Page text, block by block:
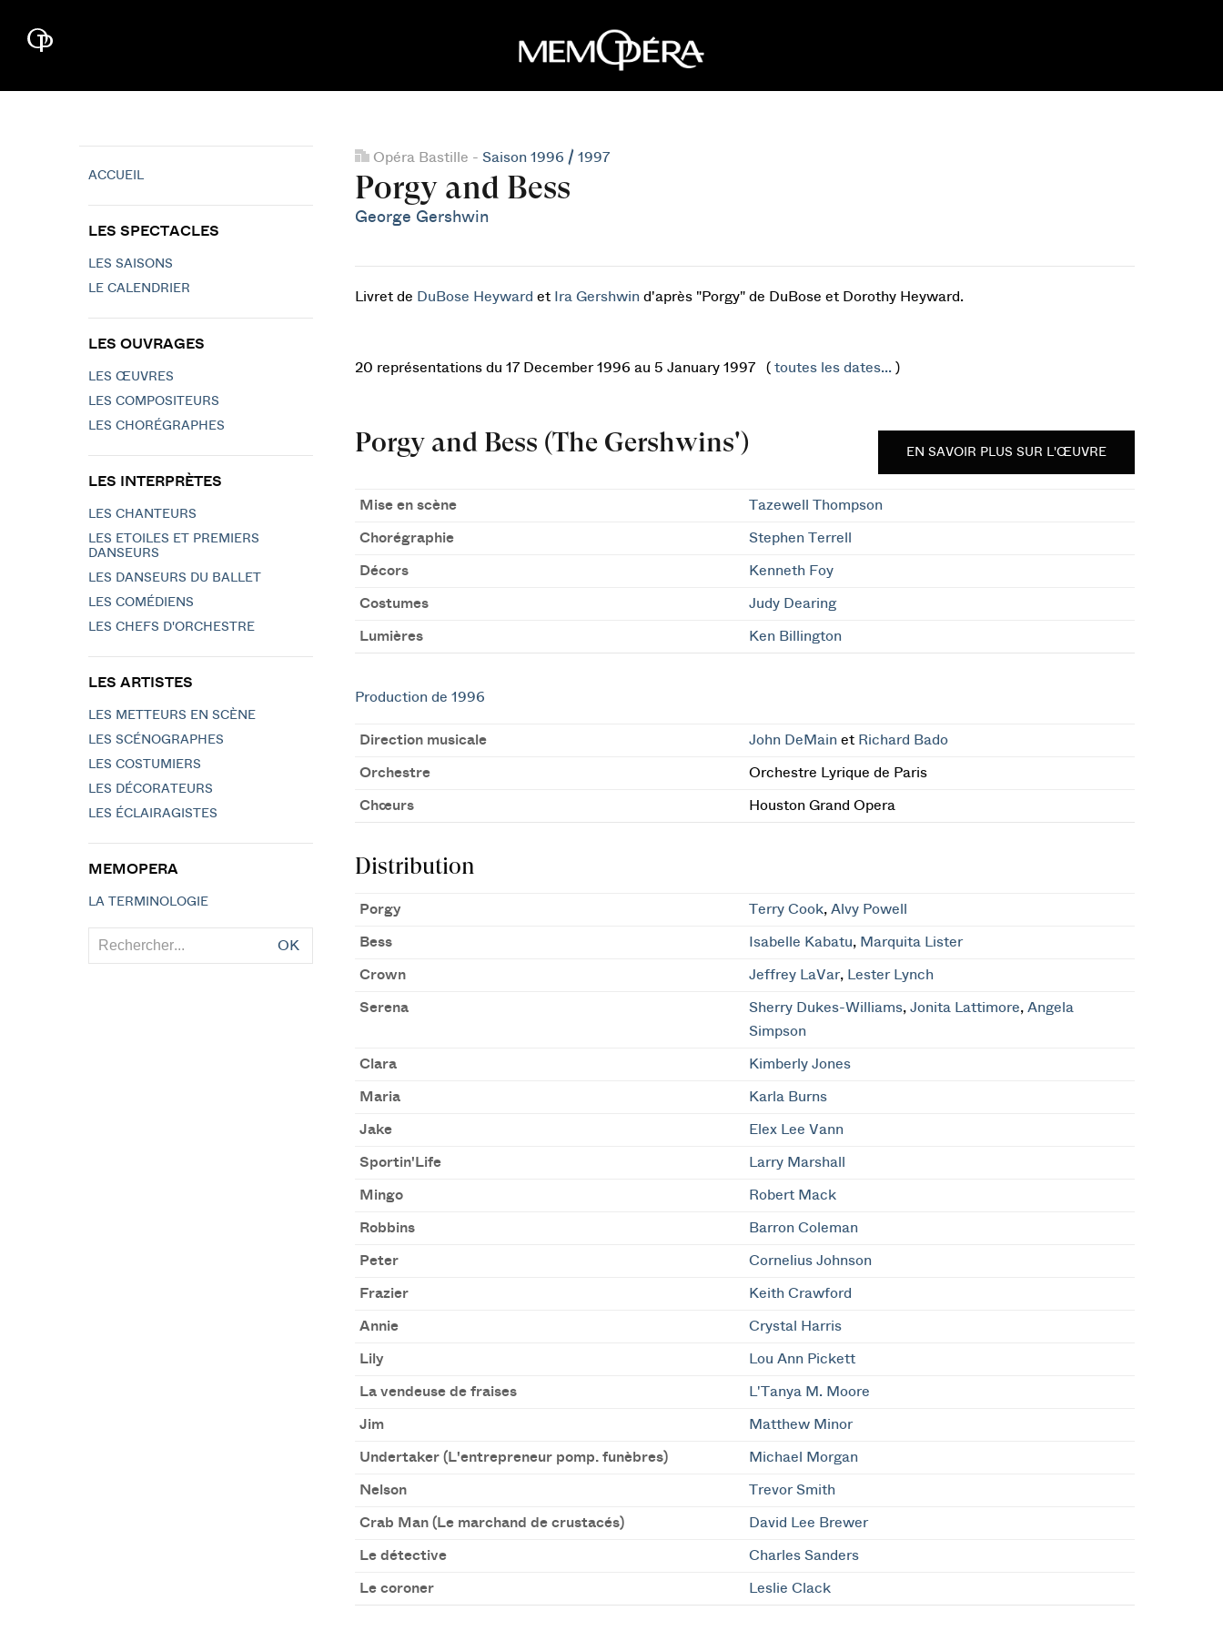
Opéra Bastille - Saison 1996 / 1997
Porgy and Bess
George Gershwin
Livret de DuBose Heyward et Ira Gershwin d'après "Porgy" de DuBose et Dorothy Heyward.
20 représentations du 17 December 1996 au 5 January 1997 ( toutes les dates...)
Porgy and Bess (The Gershwins') EN SAVOIR PLUS SUR L'ŒUVRE
Mise en scène Tazewell Thompson
Chorégraphie Stephen Terrell
Décors Kenneth Foy
Costumes Judy Dearing
Lumières Ken Billington
Production de 1996
Direction musicale John DeMain et Richard Bado
Orchestre Orchestre Lyrique de Paris
Chœurs Houston Grand Opera
Distribution
Porgy Terry Cook,Alvy Powell
Bess Isabelle Kabatu, Marquita Lister
Crown Jeffrey LaVar, Lester Lynch
Serena Sherry Dukes-Williams,Jonita Lattimore,Angela
Simpson
Clara Kimberly Jones
Maria Karla Burns
Jake Elex Lee Vann
Sportin'Life Larry Marshall
Mingo Robert Mack
Robbins Barron Coleman
Peter Cornelius Johnson
Frazier Keith Crawford
Annie Crystal Harris
Lily Lou Ann Pickett
La vendeuse de fraises L'Tanya M. Moore
Jim Matthew Minor
Undertaker (L'entrepreneur pomp. funèbres) Michael Morgan
Nelson Trevor Smith
Crab Man (Le marchand de crustacés) David Lee Brewer
Le détective Charles Sanders
Le coroner Leslie Clack
ACCUEIL
LES SPECTACLES
LES SAISONS
LE CALENDRIER
LES OUVRAGES
LES ŒUVRES
LES COMPOSITEURS
LES CHORÉGRAPHES
LES INTERPRÈTES
LES CHANTEURS
LES ETOILES ET PREMIERS
DANSEURS
LES DANSEURS DU BALLET
LES COMÉDIENS
LES CHEFS D'ORCHESTRE
LES ARTISTES
LES METTEURS EN SCÈNE
LES SCÉNOGRAPHES
LES COSTUMIERS
LES DÉCORATEURS
LES ÉCLAIRAGISTES
MEMOPERA
LA TERMINOLOGIE
OK